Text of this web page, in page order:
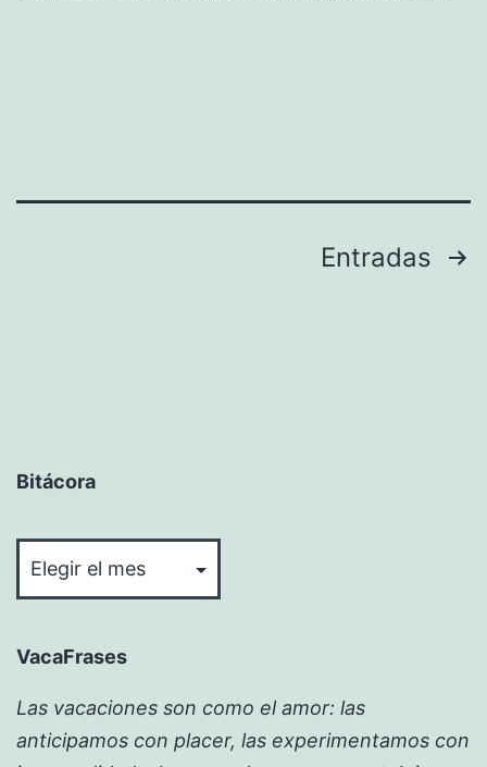
Entradas
Bitácora
VacaFrases
Las vacaciones son como el amor: las
anticipamos con placer, las experimentamos con